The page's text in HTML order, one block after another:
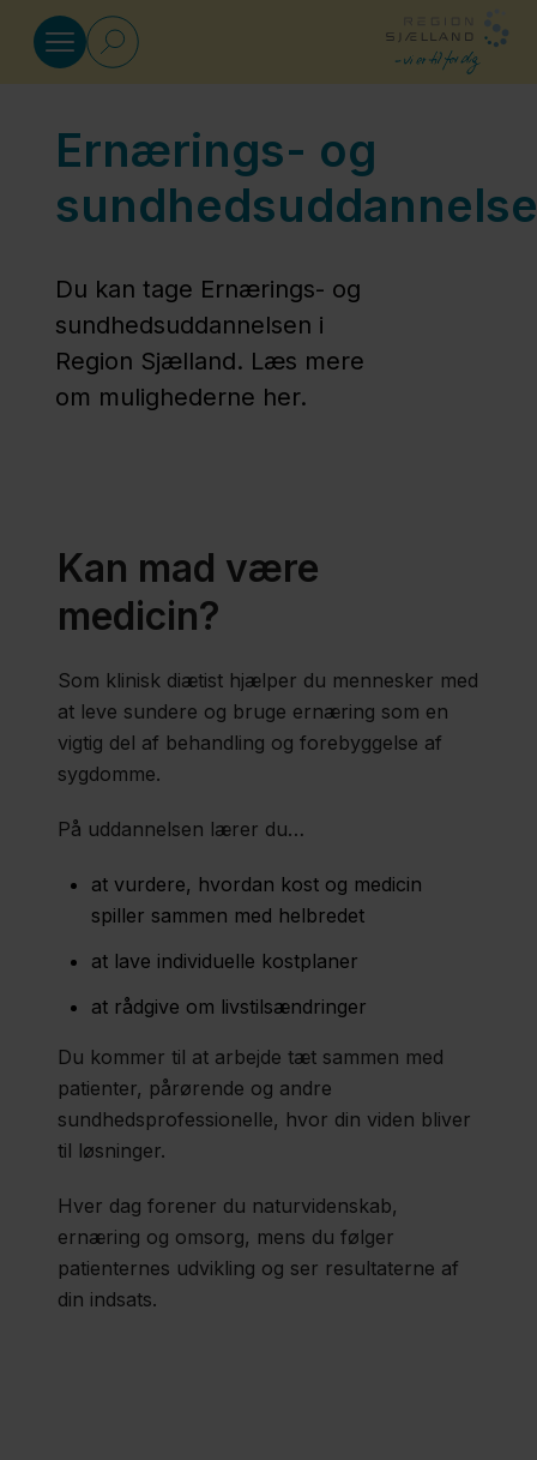
Sundhedsfaglige uddannelser
Ambulancebehandleruddannelsen
Bioanalytikeruddannelsen
Ergoterapeutuddannelsen
Ernæringsassistentuddannelsen
Fysioterapeutuddannelsen
Hospitalsteknisk
assistent
Jordemoderuddannelsen
Radiografuddannelsen
Serviceassistentuddannelsen
Sundhedsadministrativ
koordinatoruddannelsen
Social- og
Ernærings- og
Du kan tage Ernærings- og
sundhedsuddannelsen i
Region Sjælland. Læs mere
om mulighederne her.
Kan mad være
medicin?
Som klinisk diætist hjælper du mennesker med
at leve sundere og bruge ernæring som en
vigtig del af behandling og forebyggelse af
sygdomme.
På uddannelsen lærer du…
at vurdere, hvordan kost og medicin
spiller sammen med helbredet
at lave individuelle kostplaner
at rådgive om livstilsændringer
Du kommer til at arbejde tæt sammen med
patienter, pårørende og andre
sundhedsprofessionelle, hvor din viden bliver
til løsninger.
Hver dag forener du naturvidenskab,
ernæring og omsorg, mens du følger
patienternes udvikling og ser resultaterne af
din indsats.